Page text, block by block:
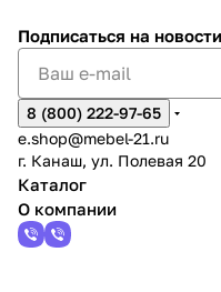
Подписаться на
8 (800) 222-97-65
e.shop@mebel-21.ru
г. Канаш, ул. Полевая 20
Каталог
О компании